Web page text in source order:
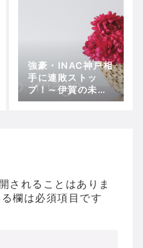
強豪・INAC神戸相
手に連敗ストッ
プ！～伊賀の未来
が見えた劇的同点
されることはありま
欄は必須項目です